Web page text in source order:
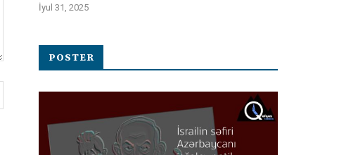
İyul 31, 2025
POSTER